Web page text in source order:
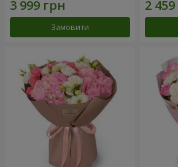
Замовити